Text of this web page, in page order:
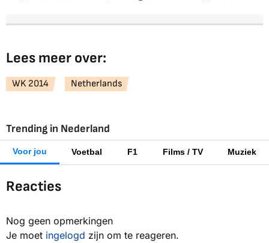
Lees meer over:
WK 2014 Netherlands
Trending in Nederland
Voor jou Voetbal F1 Films / TV Muziek
Reacties
Nog geen opmerkingen
Je moet ingelogd zijn om te reageren.